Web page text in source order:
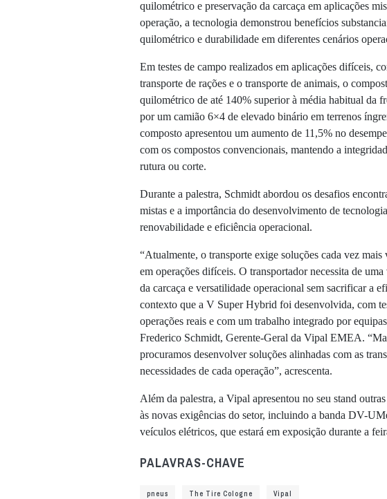
quilométrico e preservação da carcaça em aplicações
operação, a tecnologia demonstrou benefícios
quilométrico e durabilidade em diferentes cenários
Em testes de campo realizados em aplicações difíceis,
transporte de rações e o transporte de animais, o
quilométrico de até 140% superior à média habitual da
por um camião 6×4 de elevado binário em terrenos
composto apresentou um aumento de 11,5% no
com os compostos convencionais, mantendo a
rutura ou corte.
Durante a palestra, Schmidt abordou os desafios
mistas e a importância do desenvolvimento de
renovabilidade e eficiência operacional.
“Atualmente, o transporte exige soluções cada vez mais
em operações difíceis. O transportador necessita de
da carcaça e versatilidade operacional sem sacrificar a
contexto que a V Super Hybrid foi desenvolvida, com
operações reais e com um trabalho integrado por
Frederico Schmidt, Gerente-Geral da Vipal EMEA.
procuramos desenvolver soluções alinhadas com as
necessidades de cada operação”, acrescenta.
Além da palestra, a Vipal apresentou no seu stand
às novas exigências do setor, incluindo a banda DV-
veículos elétricos, que estará em exposição durante a
PALAVRAS-CHAVE
pneus The Tire Cologne Vipal